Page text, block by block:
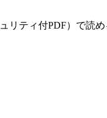
リティ付PDF）で読